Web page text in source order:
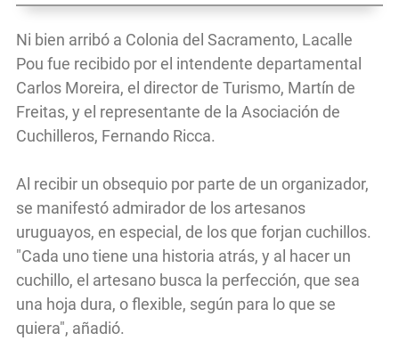
Ni bien arribó a Colonia del Sacramento, Lacalle
Pou fue recibido por el intendente departamental
Carlos Moreira, el director de Turismo, Martín de
Freitas, y el representante de la Asociación de
Cuchilleros, Fernando Ricca.
Al recibir un obsequio por parte de un organizador,
se manifestó admirador de los artesanos
uruguayos, en especial, de los que forjan cuchillos.
"Cada uno tiene una historia atrás, y al hacer un
cuchillo, el artesano busca la perfección, que sea
una hoja dura, o flexible, según para lo que se
quiera", añadió.